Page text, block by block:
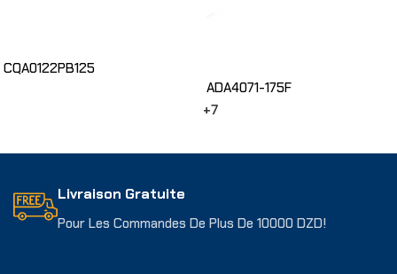
CQA0122PB125
ADA4071-175F
+7
Livraison Gratuite
Pour Les Commandes De Plus De 10000 DZD!